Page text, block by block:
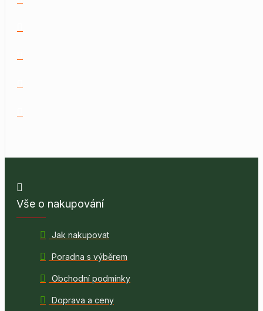
Vše o nakupování
Jak nakupovat
Poradna s výběrem
Obchodní podmínky
Doprava a ceny